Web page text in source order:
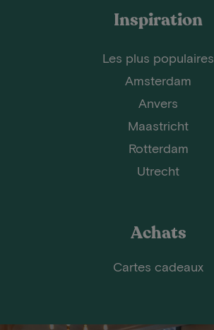
Inspiration
Les plus populaires
Amsterdam
Anvers
Maastricht
Rotterdam
Utrecht
Achats
Cartes cadeaux